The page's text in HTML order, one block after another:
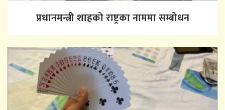
प्रधानमन्त्री शाहको राष्ट्रका नाममा सम्बोधन